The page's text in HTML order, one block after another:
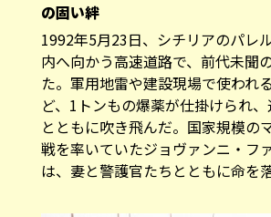
の固い絆
1992年5月23日、シチリアのパレ
内へ向かう高速道路で、前代未聞
た。軍用地雷や建設現場で使われ
ど、1トンもの爆薬が仕掛けられ
とともに吹き飛んだ。国家規模の
戦を率いていたジョヴァンニ・フ
は、妻と警護官たちとともに命を